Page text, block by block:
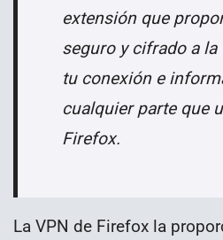
extensión que
seguro y cifrado a
tu conexión e
cualquier parte que
Firefox.
La VPN de Firefox la